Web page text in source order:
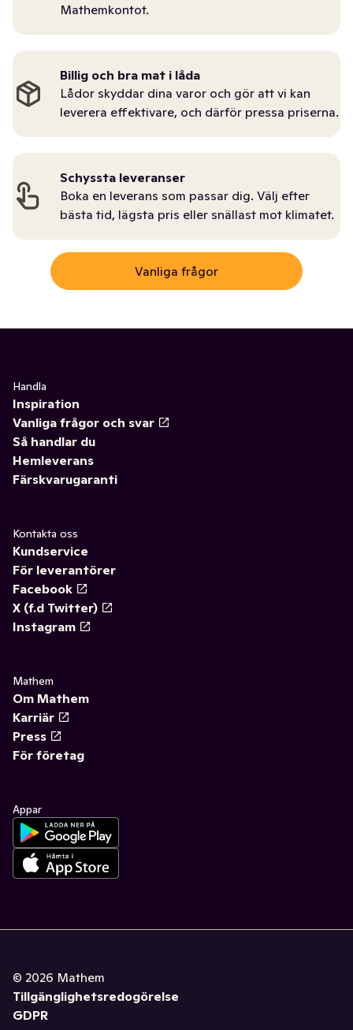
Mathemkontot.
Billig och bra mat i låda
Lådor skyddar dina varor och gör att vi kan
leverera effektivare, och därför pressa priserna.
Schyssta leveranser
Boka en leverans som passar dig. Välj efter
bästa tid, lägsta pris eller snällast mot klimatet.
Vanliga frågor
Handla
Inspiration
Vanliga frågor och svar
Så handlar du
Hemleverans
Färskvarugaranti
Kontakta oss
Kundservice
För leverantörer
Facebook
X (f.d Twitter)
Instagram
Mathem
Om Mathem
Karriär
Press
För företag
Appar
© 2026 Mathem
Tillgänglighetsredogörelse
GDPR